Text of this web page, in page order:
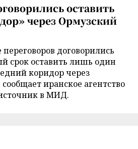
оставить
через Ормузский
договорились
срок оставить лишь один
коридор через
иранское агентство
в МИД.